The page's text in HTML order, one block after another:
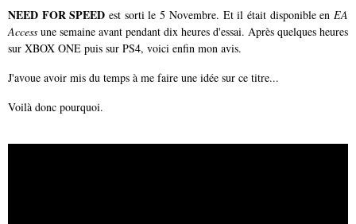
NEED FOR SPEED est sorti le 5 Novembre. Et il était disponible en EA
Access une semaine avant pendant dix heures d'essai. Après quelques heures
sur XBOX ONE puis sur PS4, voici enfin mon avis.
J'avoue avoir mis du temps à me faire une idée sur ce titre...
Voilà donc pourquoi.